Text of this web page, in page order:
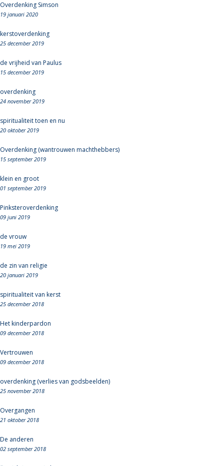
Overdenking Simson
19 januari 2020
kerstoverdenking
25 december 2019
de vrijheid van Paulus
15 december 2019
overdenking
24 november 2019
spiritualiteit toen en nu
20 oktober 2019
Overdenking (wantrouwen machthebbers)
15 september 2019
klein en groot
01 september 2019
Pinksteroverdenking
09 juni 2019
de vrouw
19 mei 2019
de zin van religie
20 januari 2019
spiritualiteit van kerst
25 december 2018
Het kinderpardon
09 december 2018
Vertrouwen
09 december 2018
overdenking (verlies van godsbeelden)
25 november 2018
Overgangen
21 oktober 2018
De anderen
02 september 2018